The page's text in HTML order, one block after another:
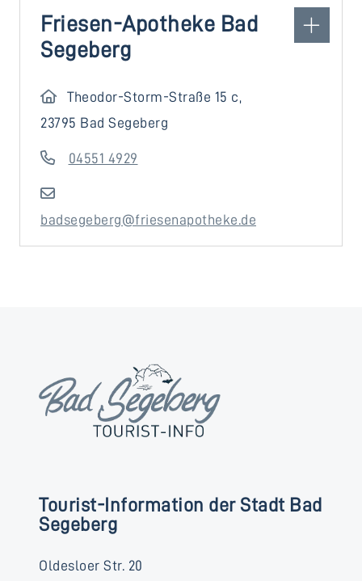
Friesen-Apotheke Bad
Segeberg
Theodor-Storm-Straße 15 c,
23795 Bad Segeberg
04551 4929
badsegeberg@friesenapotheke.de
Tourist-Information der Stadt Bad
Segeberg
Oldesloer Str. 20